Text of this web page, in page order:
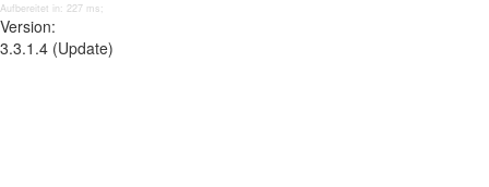
Aufbereitet in: 227 ms;
Version:
3.3.1.4 (Update)